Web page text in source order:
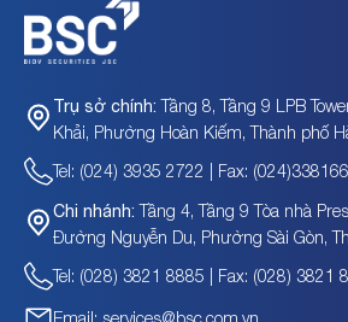
Trụ sở chính: Tầng 8, Tầng 9 LPB
Khải, Phường Hoàn Kiếm, Thành phố
Tel: (024) 3935 2722 | Fax:
Chi nhánh: Tầng 4, Tầng 9 Tòa nhà
Đường Nguyễn Du, Phường Sài Gòn,
Tel: (028) 3821 8885 | Fax: (028) 3821
Email: services@bsc.com.vn